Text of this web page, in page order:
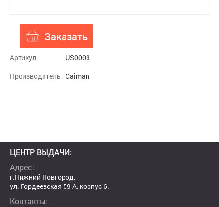
Заказать
Артикул
US0003
Производитель Caiman
ЦЕНТР ВЫДАЧИ:
Адрес:
г.Нижний Новгород,
ул. Гордеевская 59 А, корпус 6.
Контакты: